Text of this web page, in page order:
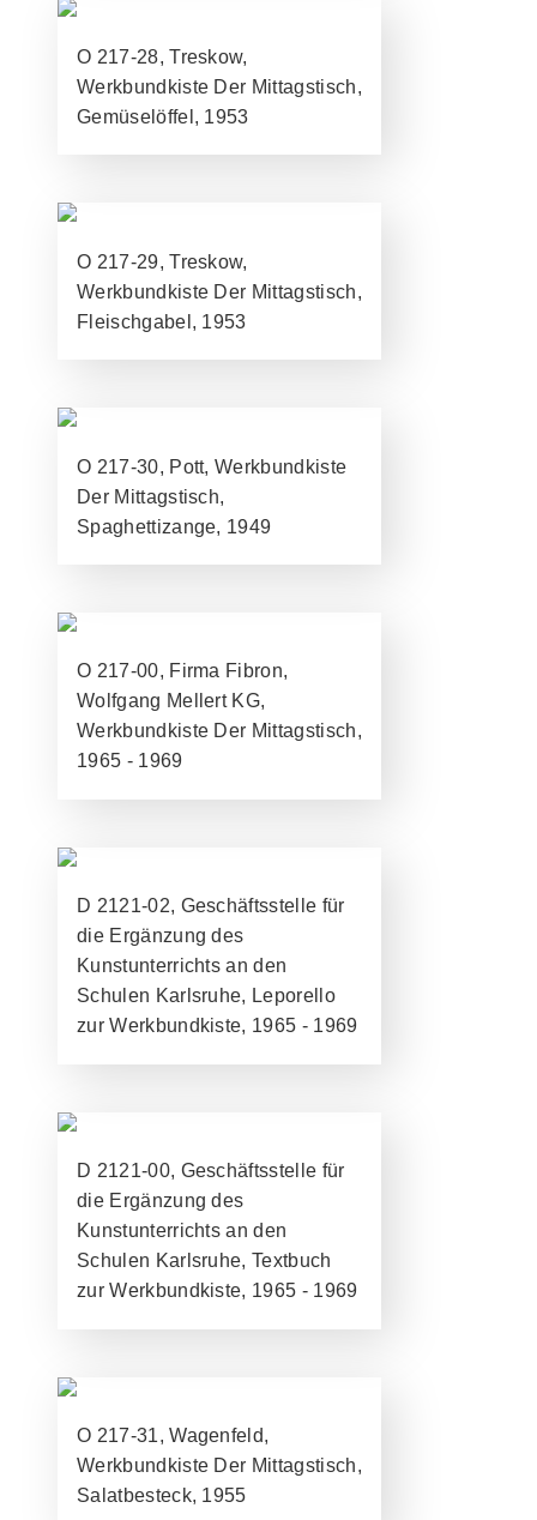
O 217-28, Treskow,
Werkbundkiste Der Mittagstisch,
Gemüselöffel, 1953
O 217-29, Treskow,
Werkbundkiste Der Mittagstisch,
Fleischgabel, 1953
O 217-30, Pott, Werkbundkiste
Der Mittagstisch,
Spaghettizange, 1949
O 217-00, Firma Fibron,
Wolfgang Mellert KG,
Werkbundkiste Der Mittagstisch,
1965 - 1969
D 2121-02, Geschäftsstelle für
die Ergänzung des
Kunstunterrichts an den
Schulen Karlsruhe, Leporello
zur Werkbundkiste, 1965 - 1969
D 2121-00, Geschäftsstelle für
die Ergänzung des
Kunstunterrichts an den
Schulen Karlsruhe, Textbuch
zur Werkbundkiste, 1965 - 1969
O 217-31, Wagenfeld,
Werkbundkiste Der Mittagstisch,
Salatbesteck, 1955